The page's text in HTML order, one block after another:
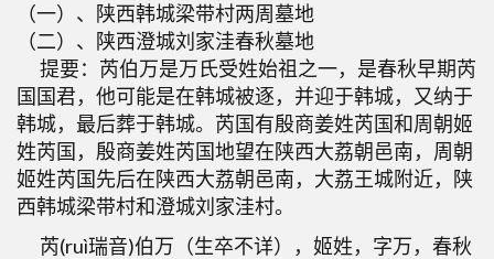
（一）、陕西韩城梁带村两周墓地
（二）、陕西澄城刘家洼春秋墓地
提要：芮伯万是万氏受姓始祖之一，是春秋早期芮
国国君，他可能是在韩城被逐，并迎于韩城，又纳于
韩城，最后葬于韩城。芮国有殷商姜姓芮国和周朝姬
姓芮国，殷商姜姓芮国地望在陕西大荔朝邑南，周朝
姬姓芮国先后在陕西大荔朝邑南，大荔王城附近，陕
西韩城梁带村和澄城刘家洼村。
芮(ruì瑞音)伯万（生卒不详），姬姓，字万，春秋